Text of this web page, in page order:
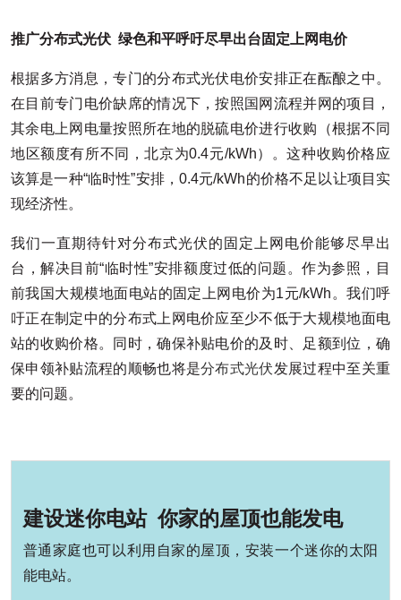
推广分布式光伏 绿色和平呼吁尽早出台固定上网电价
根据多方消息，专门的分布式光伏电价安排正在酝酿之中。
在目前专门电价缺席的情况下，按照国网流程并网的项目，
其余电上网电量按照所在地的脱硫电价进行收购（根据不同
地区额度有所不同，北京为0.4元/kWh）。这种收购价格应
该算是一种“临时性”安排，0.4元/kWh的价格不足以让项目实
现经济性。
我们一直期待针对分布式光伏的固定上网电价能够尽早出
台，解决目前“临时性”安排额度过低的问题。作为参照，目
前我国大规模地面电站的固定上网电价为1元/kWh。我们呼
吁正在制定中的分布式上网电价应至少不低于大规模地面电
站的收购价格。同时，确保补贴电价的及时、足额到位，确
保申领补贴流程的顺畅也将是分布式光伏发展过程中至关重
要的问题。
建设迷你电站你家的屋顶也能发电
普通家庭也可以利用自家的屋顶，安装一个迷你的太阳
能电站。